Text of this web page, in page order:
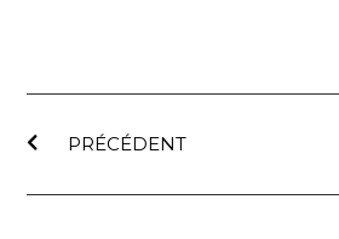
PRÉCÉDENT